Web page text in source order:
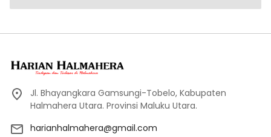
Jl. Bhayangkara Gamsungi-Tobelo, Kabupaten
Halmahera Utara. Provinsi Maluku Utara.
harianhalmahera@gmail.com